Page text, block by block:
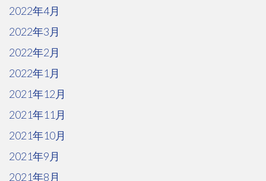
2022年4月
2022年3月
2022年2月
2022年1月
2021年12月
2021年11月
2021年10月
2021年9月
2021年8月